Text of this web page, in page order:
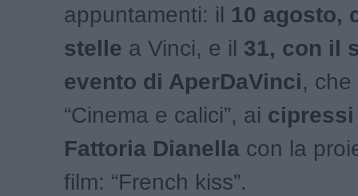
appuntamenti: il 10 agosto,
stelle a Vinci, e il 31, con il
evento di AperDaVinci,
“Cinema e calici”, ai
Fattoria Dianella con la
film: “French kiss”.